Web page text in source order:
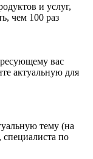
и услуг,
чем 100 раз
вас
актуальную для
тему (на
специалиста по